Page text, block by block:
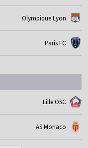
Olympique Lyon
Paris FC
Lille OSC
AS Monaco